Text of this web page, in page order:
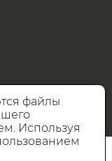
файлы
Используя